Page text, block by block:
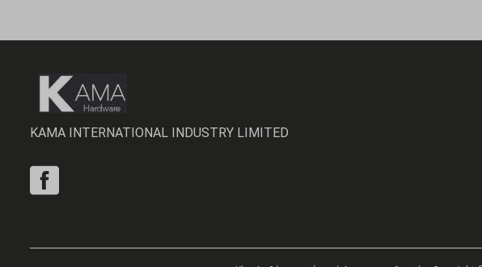
KAMA INTERNATIONAL INDUSTRY LIMITED